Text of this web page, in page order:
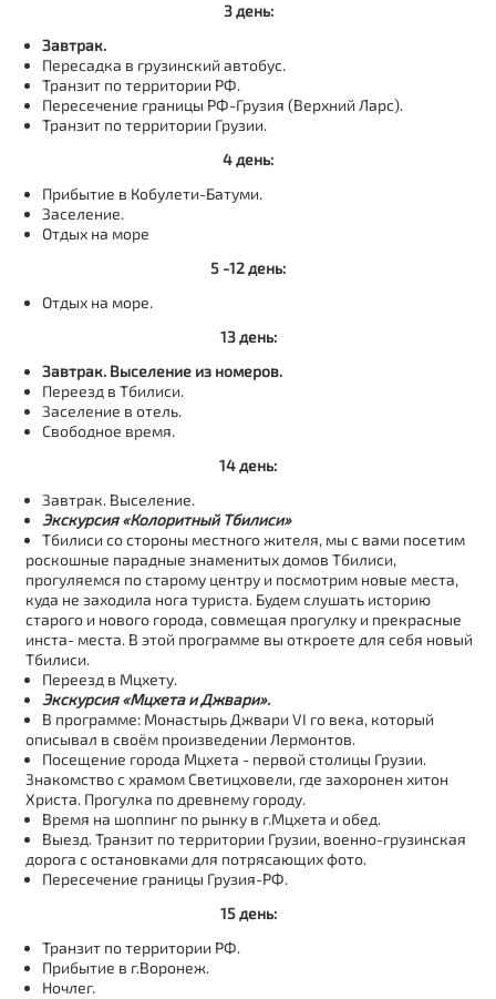
3 день:
Завтрак.
Пересадка в грузинский автобус.
Транзит по территории РФ.
Пересечение границы РФ-Грузия (Верхний Ларс).
Транзит по территории Грузии.
4 день:
Прибытие в Кобулети-Батуми.
Заселение.
Отдых на море
5 -12 день:
Отдых на море.
13 день:
Завтрак. Выселение из номеров.
Переезд в Тбилиси.
Заселение в отель.
Свободное время.
14 день:
Завтрак. Выселение.
Экскурсия «Колоритный Тбилиси»
Тбилиси со стороны местного жителя, мы с вами посетим
роскошные парадные знаменитых домов Тбилиси,
прогуляемся по старому центру и посмотрим новые места,
куда не заходила нога туриста. Будем слушать историю
старого и нового города, совмещая прогулку и прекрасные
инста- места. В этой программе вы откроете для себя новый
Тбилиси.
Переезд в Мцхету.
Экскурсия «Мцхета и Джвари».
В программе: Монастырь Джвари VI го века, который
описывал в своём произведении Лермонтов.
Посещение города Мцхета - первой столицы Грузии.
Знакомство с храмом Светицховели, где захоронен хитон
Христа. Прогулка по древнему городу.
Время на шоппинг по рынку в г.Мцхета и обед.
Выезд. Транзит по территории Грузии, военно-грузинская
дорога с остановками для потрясающих фото.
Пересечение границы Грузия-РФ.
15 день:
Транзит по территории РФ.
Прибытие в г.Воронеж.
Ночлег.